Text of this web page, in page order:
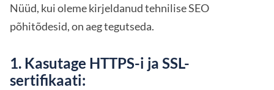
Nüüd, kui oleme kirjeldanud tehnilise SEO
põhitõdesid, on aeg tegutseda.
1. Kasutage HTTPS-i ja SSL-
sertifikaati: